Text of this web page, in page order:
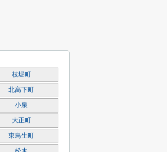
枝堀町
北高下町
小泉
大正町
東鳥生町